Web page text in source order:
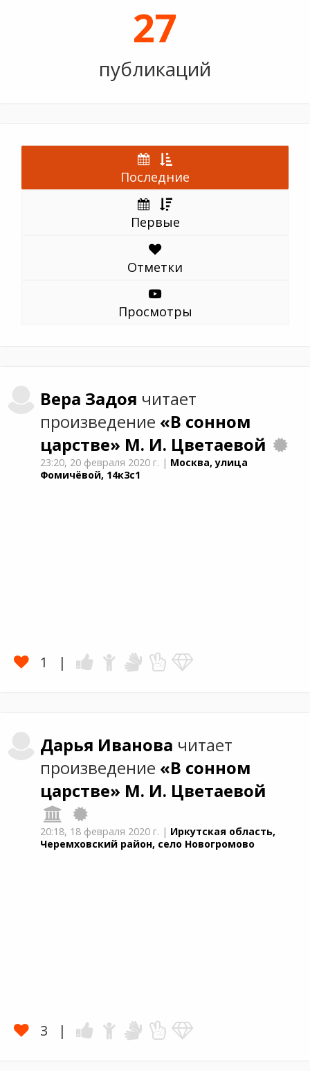
27
публикаций
Последние
Первые
Отметки
Просмотры
Вера Задоя читает
произведение «В сонном
царстве» М. И. Цветаевой
23:20, 20 февраля 2020 г. | Москва, улица
Фомичёвой, 14к3с1
1
Дарья Иванова читает
произведение «В сонном
царстве» М. И. Цветаевой
20:18, 18 февраля 2020 г. | Иркутская область,
Черемховский район, село Новогромово
3